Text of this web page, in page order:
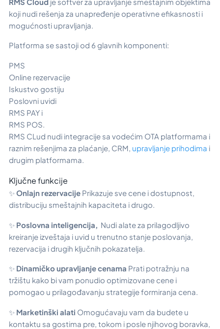
koji nudi rešenja za unapređenje operativne efikasnosti i
mogućnosti upravljanja.
Platforma se sastoji od 6 glavnih komponenti:
PMS
Online rezervacije
Iskustvo gostiju
Poslovni uvidi
RMS PAY i
RMS POS.
RMS CLud nudi integracije sa vodećim OTA platformama i
raznim rešenjima za plaćanje, CRM, upravljanje prihodima i
drugim platformama.
Ključne funkcije
✨Onlajn rezervacije Prikazuje sve cene i dostupnost,
distribuciju smeštajnih kapaciteta i drugo.
✨ Poslovna inteligencija,
Nudi alate za prilagodljivo
kreiranje izveštaja i uvid u trenutno stanje poslovanja,
rezervacija i drugih ključnih pokazatelja.
✨ Dinamičko upravljanje cenama Prati potražnju na
tržištu kako bi vam ponudio optimizovane cene i
pomogao u prilagođavanju strategije formiranja cena.
✨ Marketinški alati Omogućavaju vam da budete u
kontaktu sa gostima pre, tokom i posle njihovog boravka,